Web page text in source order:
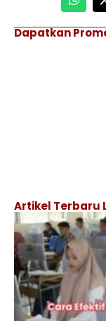
Dapatkan
Artikel Terbaru